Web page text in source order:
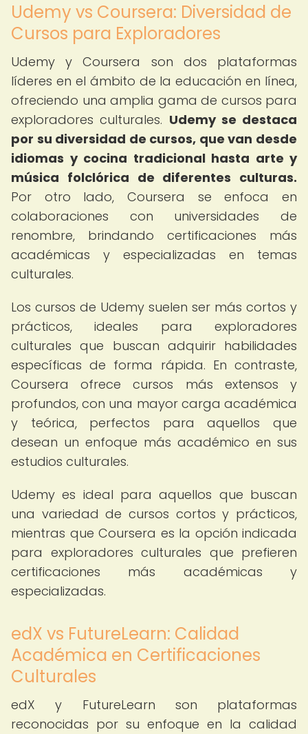
Udemy vs Coursera: Diversidad de
Cursos para Exploradores
Udemy y Coursera son dos plataformas
líderes en el ámbito de la educación en línea,
ofreciendo una amplia gama de cursos para
exploradores culturales. Udemy se destaca
por su diversidad de cursos, que van desde
idiomas y cocina tradicional hasta arte y
música folclórica de diferentes culturas.
Por otro lado, Coursera se enfoca en
colaboraciones con universidades de
renombre, brindando certificaciones más
académicas y especializadas en temas
culturales.
Los cursos de Udemy suelen ser más cortos y
prácticos, ideales para exploradores
culturales que buscan adquirir habilidades
específicas de forma rápida. En contraste,
Coursera ofrece cursos más extensos y
profundos, con una mayor carga académica
y teórica, perfectos para aquellos que
desean un enfoque más académico en sus
estudios culturales.
Udemy es ideal para aquellos que buscan
una variedad de cursos cortos y prácticos,
mientras que Coursera es la opción indicada
para exploradores culturales que prefieren
certificaciones más académicas y
especializadas.
edX vs FutureLearn: Calidad
Académica en Certificaciones
Culturales
edX y FutureLearn son plataformas
reconocidas por su enfoque en la calidad